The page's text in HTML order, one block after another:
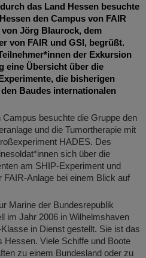
das Land Hessen besuchte
den Campus von FAIR
Jörg Blaurock, dem
von FAIR und GSI, begrüßt.
der Exkursion
eine Übersicht über die
die bisherigen
Baudes internationalen
besuchte die Gruppe den
und die Tumortherapie mit
HADES. Des
sich über die
am SHIP-Experiment und
Anlage bei einem Blick auf
Marine der Bundesrepublik
im Jahr 2006 in Wilhelmshaven
in Dienst gestellt. Sie ist das
Hessen. Viele Schiffe und Boote
zu einem Bundesland oder zu